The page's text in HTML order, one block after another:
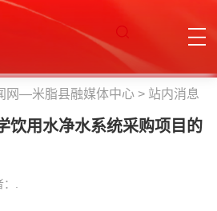
网—米脂县融媒体中心 > 站内消息
饮用水净水系统采购项目的
.